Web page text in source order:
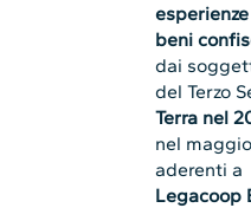
beni
dai
del Terzo
Terra nel
nel
aderenti a
Legacoop